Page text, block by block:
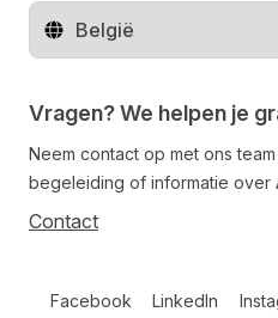
Regio wijzigen
Vragen? We helpen je
Neem contact op met ons
begeleiding of informatie over
Contact
Facebook LinkedIn